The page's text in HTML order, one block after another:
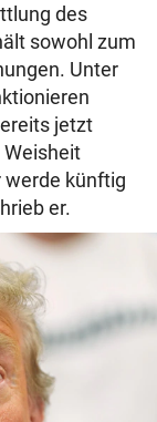
des
sowohl zum
Unter
jetzt
Weisheit
werde künftig
er.